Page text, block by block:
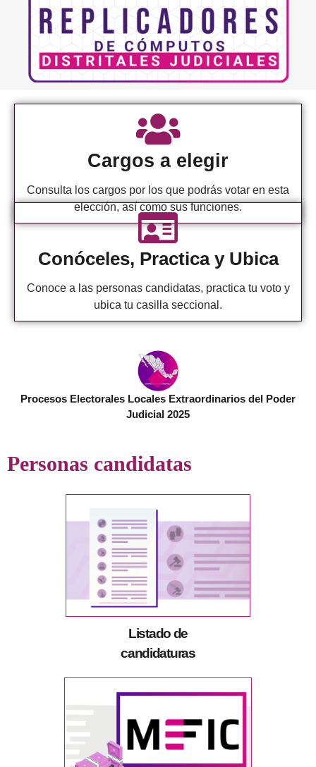
Cargos a elegir
Consulta los cargos por los que podrás votar en esta
elección, así como sus funciones.
Conóceles, Practica y Ubica
Conoce a las personas candidatas, practica tu voto y
ubica tu casilla seccional.
Procesos Electorales Locales Extraordinarios del Poder
Judicial 2025
Personas candidatas
Listado de
candidaturas